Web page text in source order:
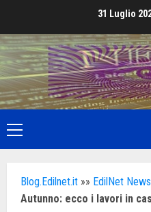
content
31 Luglio
Primary
Menu
Blog.Edilnet.it »» EdilNet
Autunno: ecco i lavori in